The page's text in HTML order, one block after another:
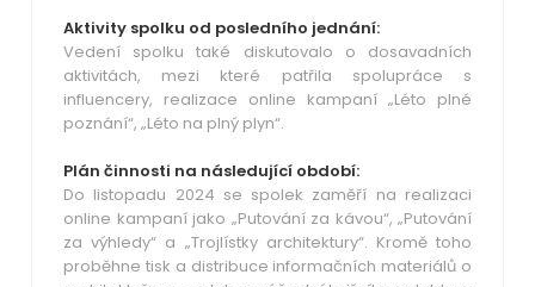
Aktivity spolku od posledního jednání:
Vedení spolku také diskutovalo o dosavadních
aktivitách, mezi které patřila spolupráce s
influencery, realizace online kampaní „Léto plné
poznání“, „Léto na plný plyn“.
Plán činnosti na následující období:
Do listopadu 2024 se spolek zaměří na realizaci
online kampaní jako „Putování za kávou“, „Putování
za výhledy“ a „Trojlístky architektury“. Kromě toho
proběhne tisk a distribuce informačních materiálů o